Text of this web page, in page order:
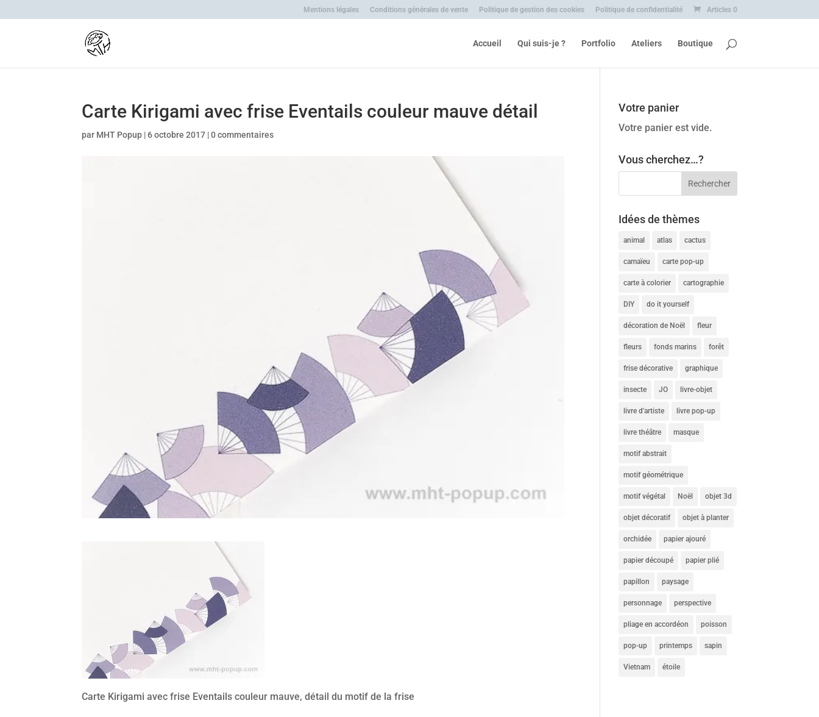
Mentions légales Conditions générales de vente Politique de gestion des cookies Politique de confidentialité Articles 0
Accueil Qui suis-je ? Portfolio Ateliers Boutique
Carte Kirigami avec frise Eventails couleur mauve détail
par MHT Popup |6 octobre 2017 |0 commentaires
Carte Kirigami avec frise Eventails couleur mauve, détail du motif de la frise
Votre panier
Votre panier est vide.
Vous cherchez…?
Idées de thèmes
animal atlas cactus
camaïeu carte pop-up
carte à colorier cartographie
DIY do it yourself
décoration de Noël fleur
fleurs fonds marins forêt
frise décorative graphique
insecte JO livre-objet
livre d'artiste livre pop-up
livre théâtre masque
motif abstrait
motif géométrique
motif végétal Noël objet 3d
objet décoratif objet à planter
orchidée papier ajouré
papier découpé papier plié
papillon paysage
personnage perspective
pliage en accordéon poisson
pop-up printemps sapin
Vietnam étoile